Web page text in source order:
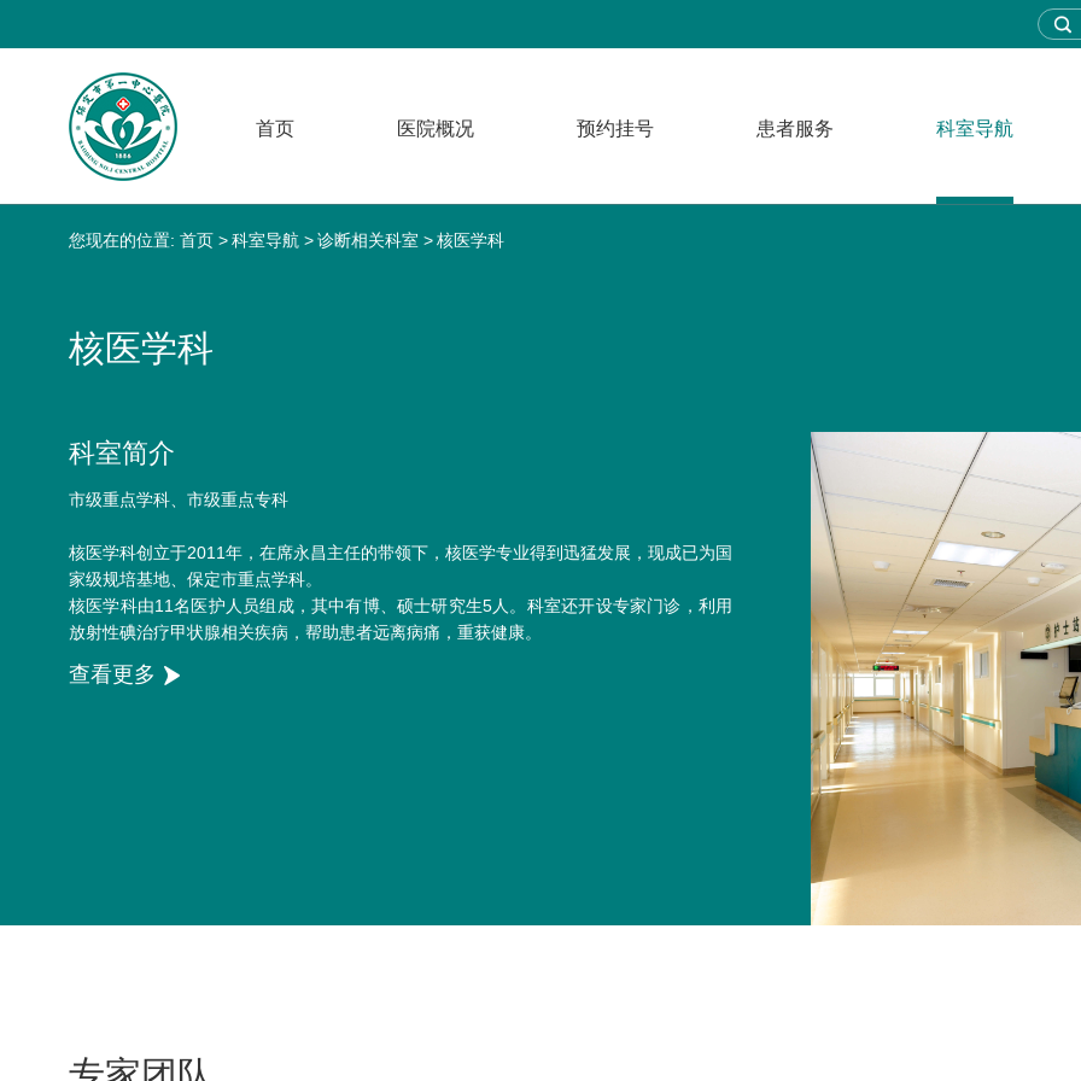
首页 医院概况 预约挂号 患者服务 科室导航
您现在的位置: 首页 科室导航 诊断相关科室 核医学科
核医学科
科室简介
市级重点学科、市级重点专科
核医学科创立于2011年，在席永昌主任的带领下，核医学专业得到迅猛发展，现成已为国
家级规培基地、保定市重点学科。
核医学科由11名医护人员组成，其中有博、硕士研究生5人。科室还开设专家门诊，利用
放射性碘治疗甲状腺相关疾病，帮助患者远离病痛，重获健康。
查看更多